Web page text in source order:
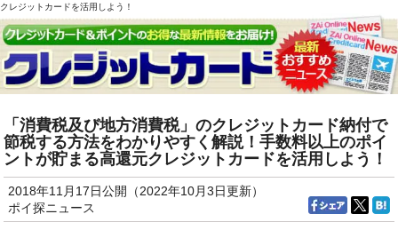
クレジットカードを活用しよう！
「消費税及び地方消費税」のクレジットカード納付で
節税する方法をわかりやすく解説！手数料以上のポイ
ントが貯まる高還元クレジットカードを活用しよう！
2018年11月17日公開（2022年10月3日更新）
ポイ探ニュース